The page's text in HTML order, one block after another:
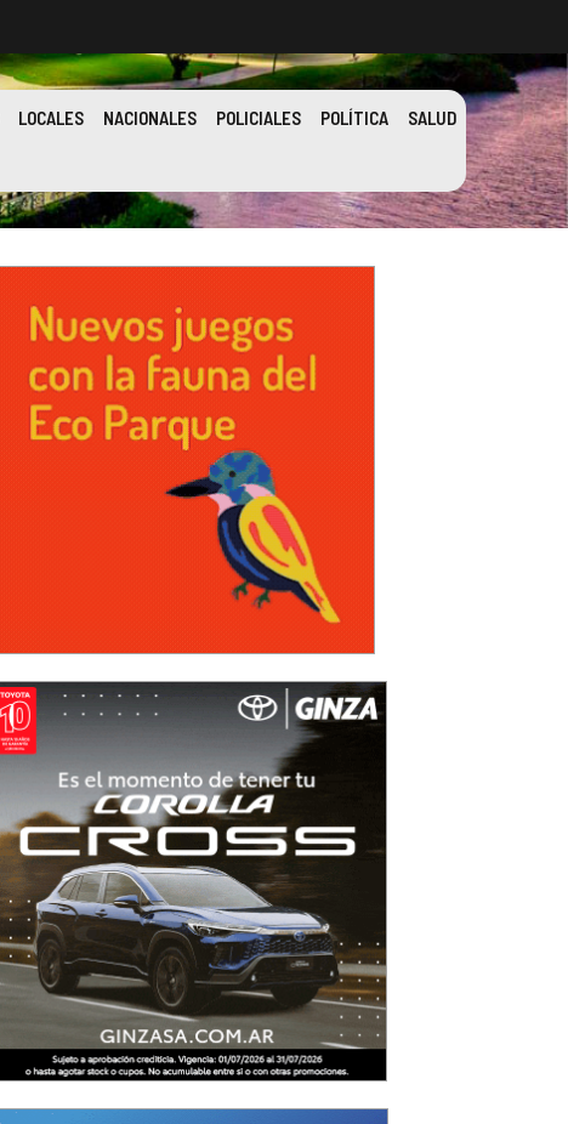
LOCALES NACIONALES POLICIALES POLÍTICA SALUD